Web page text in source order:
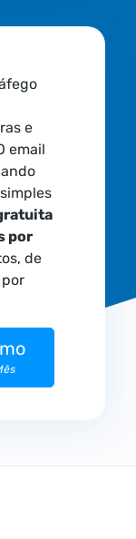
e
email
por
de